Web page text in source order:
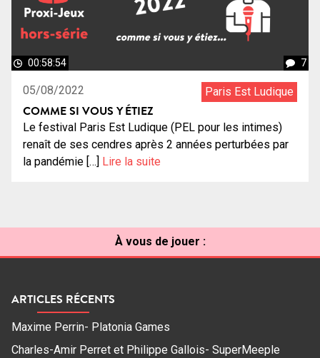
00:58:54 7
05/08/2022 Paris Est Ludique
COMME SI VOUS Y ÉTIEZ
Le festival Paris Est Ludique (PEL pour les intimes)
renaît de ses cendres après 2 années perturbées par
la pandémie […] Lire la suite
À vous de jouer :
ARTICLES RÉCENTS
Maxime Perrin- Platonia Games
Charles-Amir Perret et Philippe Gallois- SuperMeeple